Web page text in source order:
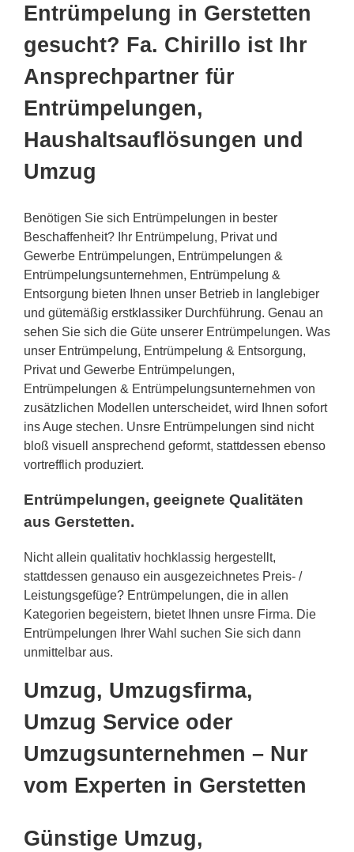
Entrümpelung in Gerstetten
gesucht? Fa. Chirillo ist Ihr
Ansprechpartner für
Entrümpelungen,
Haushaltsauflösungen und
Umzug
Benötigen Sie sich Entrümpelungen in bester
Beschaffenheit? Ihr Entrümpelung, Privat und
Gewerbe Entrümpelungen, Entrümpelungen &
Entrümpelungsunternehmen, Entrümpelung &
Entsorgung bieten Ihnen unser Betrieb in langlebiger
und gütemäßig erstklassiker Durchführung. Genau an
sehen Sie sich die Güte unserer Entrümpelungen. Was
unser Entrümpelung, Entrümpelung & Entsorgung,
Privat und Gewerbe Entrümpelungen,
Entrümpelungen & Entrümpelungsunternehmen von
zusätzlichen Modellen unterscheidet, wird Ihnen sofort
ins Auge stechen. Unsre Entrümpelungen sind nicht
bloß visuell ansprechend geformt, stattdessen ebenso
vortrefflich produziert.
Entrümpelungen, geeignete Qualitäten
aus Gerstetten.
Nicht allein qualitativ hochklassig hergestellt,
stattdessen genauso ein ausgezeichnetes Preis- /
Leistungsgefüge? Entrümpelungen, die in allen
Kategorien begeistern, bietet Ihnen unsre Firma. Die
Entrümpelungen Ihrer Wahl suchen Sie sich dann
unmittelbar aus.
Umzug, Umzugsfirma,
Umzug Service oder
Umzugsunternehmen – Nur
vom Experten in Gerstetten
Günstige Umzug,